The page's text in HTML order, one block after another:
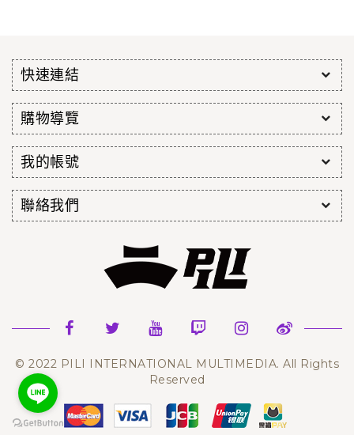
快速連結
購物導覽
我的帳號
聯絡我們
© 2022 PILI INTERNATIONAL MULTIMEDIA. All Rights
Reserved